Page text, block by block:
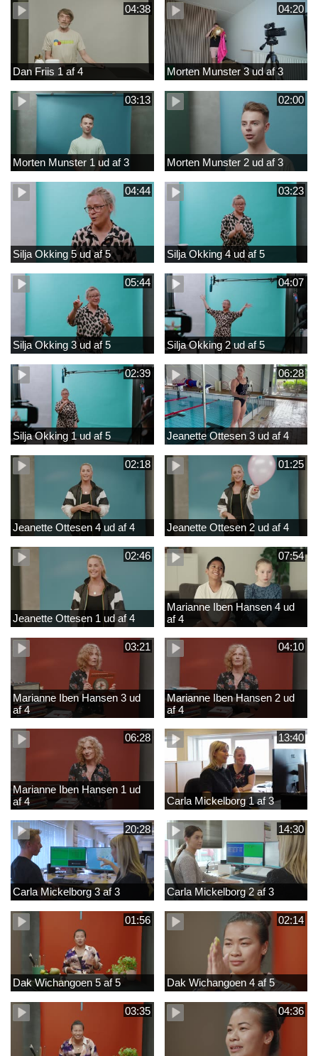
04:38
Dan Friis 1 af 4
04:20
Morten Munster 3 ud af 3
03:13
Morten Munster 1 ud af 3
02:00
Morten Munster 2 ud af 3
04:44
Silja Okking 5 ud af 5
03:23
Silja Okking 4 ud af 5
05:44
Silja Okking 3 ud af 5
04:07
Silja Okking 2 ud af 5
02:39
Silja Okking 1 ud af 5
06:28
Jeanette Ottesen 3 ud af 4
02:18
Jeanette Ottesen 4 ud af 4
01:25
Jeanette Ottesen 2 ud af 4
02:46
Jeanette Ottesen 1 ud af 4
07:54
Marianne Iben Hansen 4 ud
af 4
03:21
Marianne Iben Hansen 3 ud
af 4
04:10
Marianne Iben Hansen 2 ud
af 4
06:28
Marianne Iben Hansen 1 ud
af 4
13:40
Carla Mickelborg 1 af 3
20:28
Carla Mickelborg 3 af 3
14:30
Carla Mickelborg 2 af 3
01:56
Dak Wichangoen 5 af 5
02:14
Dak Wichangoen 4 af 5
03:35 04:36